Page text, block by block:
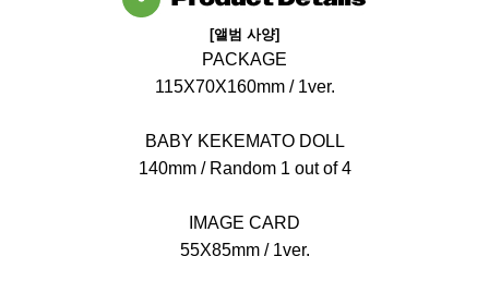
[앨범 사양]
PACKAGE
115X70X160mm / 1ver.
BABY KEKEMATO DOLL
140mm / Random 1 out of 4
IMAGE CARD
55X85mm / 1ver.